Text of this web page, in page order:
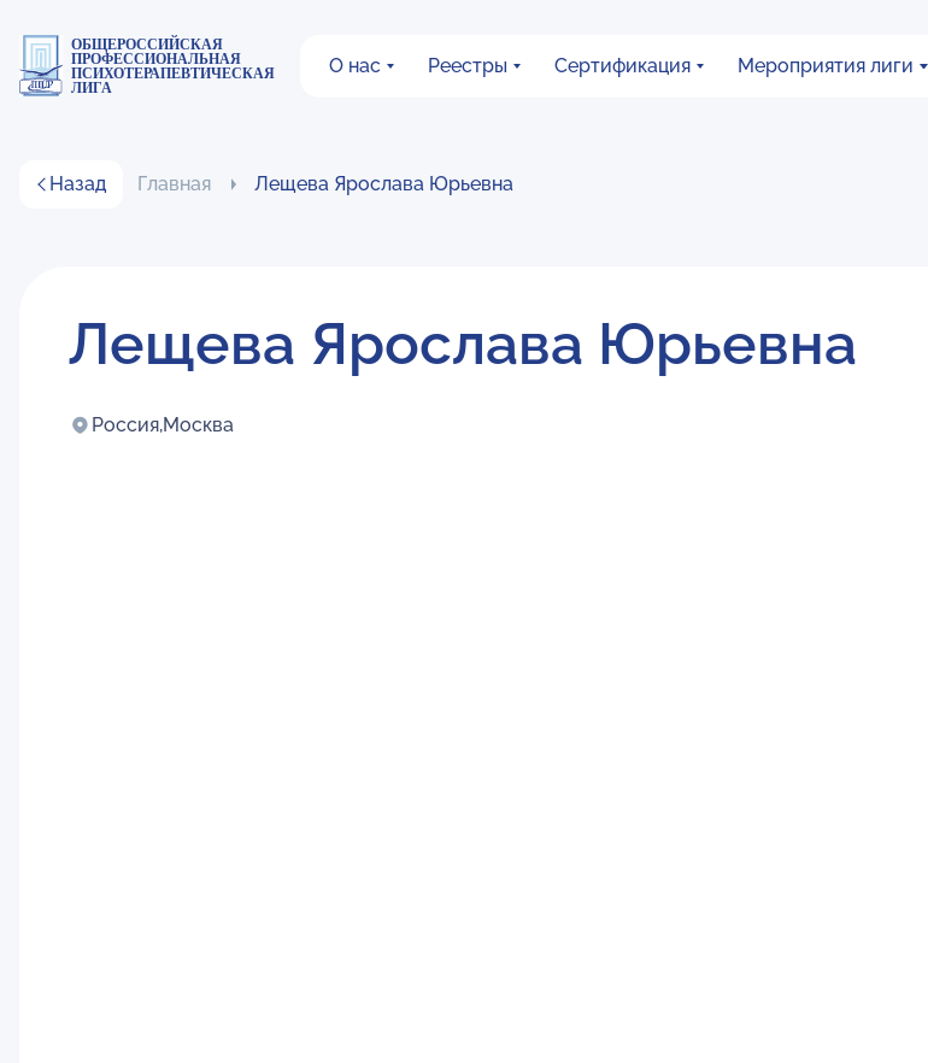
ОБЩЕРОССИЙСКАЯ
ПРОФЕССИОНАЛЬНАЯ
ПСИХОТЕРАПЕВТИЧЕСКАЯ
ЛИГА
О нас Реестры Сертификация Мероприятия лиги
Назад Главная Лещева Ярослава Юрьевна
Лещева Ярослава Юрьевна
Россия,Москва